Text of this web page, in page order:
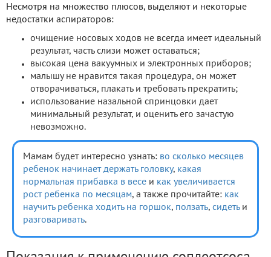
Несмотря на множество плюсов, выделяют и некоторые
недостатки аспираторов:
очищение носовых ходов не всегда имеет идеальный
результат, часть слизи может оставаться;
высокая цена вакуумных и электронных приборов;
малышу не нравится такая процедура, он может
отворачиваться, плакать и требовать прекратить;
использование назальной спринцовки дает
минимальный результат, и оценить его зачастую
невозможно.
Мамам будет интересно узнать: во сколько месяцев
ребенок начинает держать головку, какая
нормальная прибавка в весе и как увеличивается
рост ребенка по месяцам, а также прочитайте: как
научить ребенка ходить на горшок, ползать, сидетьи
разговаривать.